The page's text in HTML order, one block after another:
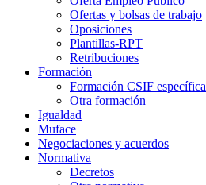
Ofertas y bolsas de trabajo
Oposiciones
Plantillas-RPT
Retribuciones
Formación
Formación CSIF específica
Otra formación
Igualdad
Muface
Negociaciones y acuerdos
Normativa
Decretos